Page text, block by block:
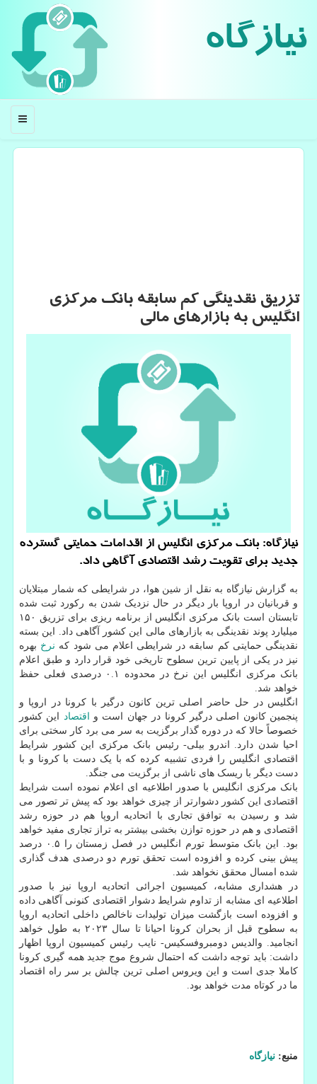
نیازگاه
منو
تزریق نقدینگی كم سابقه بانك مركزی
انگلیس به بازارهای مالی
نیازگاه: بانك مركزی انگلیس از اقدامات حمایتی گسترده
جدید برای تقویت رشد اقتصادی آگاهی داد.
به گزارش نیازگاه به نقل از شین هوا، در شرایطی که شمار مبتلایان
و قربانیان در اروپا بار دیگر در حال نزدیک شدن به رکورد ثبت شده
تابستان است بانک مرکزی انگلیس از برنامه ریزی برای تزریق ۱۵۰
میلیارد پوند نقدینگی به بازارهای مالی این کشور آگاهی داد. این بسته
نقدینگی حمایتی کم سابقه در شرایطی اعلام می شود که نرخ بهره
نیز در یکی از پایین ترین سطوح تاریخی خود قرار دارد و طبق اعلام
بانک مرکزی انگلیس این نرخ در محدوده ۰.۱ درصدی فعلی حفظ
خواهد شد.
انگلیس در حل حاضر اصلی ترین کانون درگیر با کرونا در اروپا و
پنجمین کانون اصلی درگیر کرونا در جهان است و
اقتصاد
این کشور
خصوصاً حالا که در دوره گذار برگزیت به سر می برد کار سختی برای
احیا شدن دارد. اندرو بیلی- رئیس بانک مرکزی این کشور شرایط
اقتصادی انگلیس را فردی تشبیه کرده که با یک دست با کرونا و با
دست دیگر با ریسک های ناشی از برگزیت می جنگد.
بانک مرکزی انگلیس با صدور اطلاعیه ای اعلام نموده است شرایط
اقتصادی این کشور دشوارتر از چیزی خواهد بود که پیش تر تصور می
شد و رسیدن به توافق تجاری با اتحادیه اروپا هم در حوزه رشد
اقتصادی و هم در حوزه توازن بخشی بیشتر به تراز تجاری مفید خواهد
بود. این بانک متوسط تورم انگلیس در فصل زمستان را ۰.۵ درصد
پیش بینی کرده و افزوده است تحقق تورم دو درصدی هدف گذاری
شده امسال محقق نخواهد شد.
در هشداری مشابه، کمیسیون اجرائی اتحادیه اروپا نیز با صدور
اطلاعیه ای مشابه از تداوم شرایط دشوار اقتصادی کنونی آگاهی داده
و افزوده است بازگشت میزان تولیدات ناخالص داخلی اتحادیه اروپا
به سطوح قبل از بحران کرونا احیانا تا سال ۲۰۲۳ به طول خواهد
انجامید. والدیس دومبروفسکیس- نایب رئیس کمیسیون اروپا اظهار
داشت: باید توجه داشت که احتمال شروع موج جدید همه گیری کرونا
کاملا جدی است و این ویروس اصلی ترین چالش بر سر راه اقتصاد
ما در کوتاه مدت خواهد بود.
منبع: نیازگاه